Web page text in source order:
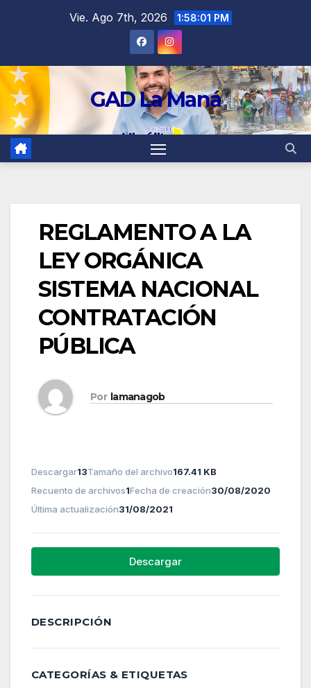
Vie. Ago 7th, 2026 1:58:02 PM
GAD La Maná
REGLAMENTO A LA
LEY ORGÁNICA
SISTEMA NACIONAL
CONTRATACIÓN
PÚBLICA
Por lamanagob
Descargar13Tamaño del archivo167.41 KB
Recuento de archivos1Fecha de creación30/08/2020
Última actualización31/08/2021
Descargar
DESCRIPCIÓN
CATEGORÍAS & ETIQUETAS